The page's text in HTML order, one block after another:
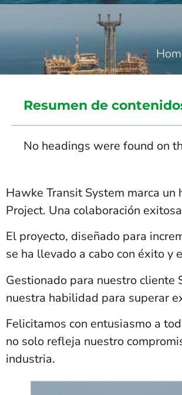
Resumen de
No headings were found on
Hawke Transit System marca
Project. Una colaboración
El proyecto, diseñado para
se ha llevado a cabo con éxito y
Gestionado para nuestro cliente
nuestra habilidad para superar
Felicitamos con entusiasmo a
no solo refleja nuestro
industria.